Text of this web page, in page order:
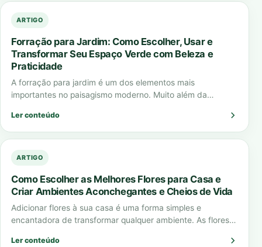
ARTIGO
Forração para Jardim: Como Escolher, Usar e
Transformar Seu Espaço Verde com Beleza e
Praticidade
A forração para jardim é um dos elementos mais
importantes no paisagismo moderno. Muito além da
Ler conteúdo
ARTIGO
Como Escolher as Melhores Flores para Casa e
Criar Ambientes Aconchegantes e Cheios de Vida
Adicionar flores à sua casa é uma forma simples e
encantadora de transformar qualquer ambiente. As flores
Ler conteúdo